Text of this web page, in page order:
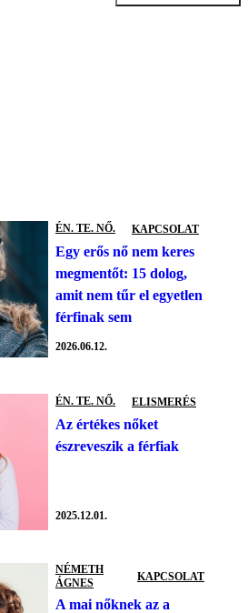
ÉN. TE. NŐ. KAPCSOLAT
Egy erős nő nem keres
megmentőt: 15 dolog,
amit nem tűr el egyetlen
férfinak sem
2026.06.12.
ÉN. TE. NŐ. ELISMERÉS
Az értékes nőket
észreveszik a férfiak
2025.12.01.
NÉMETH
ÁGNES
KAPCSOLAT
A mai nőknek az a